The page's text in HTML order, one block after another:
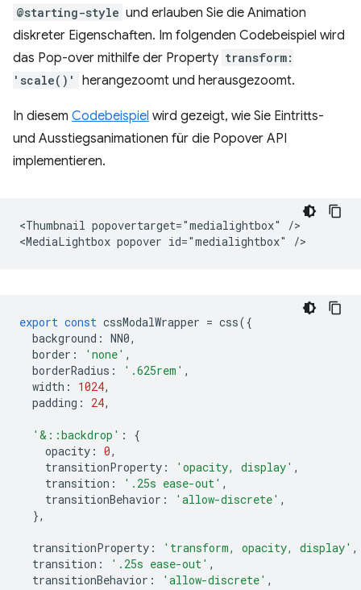
@starting-style und erlauben Sie die Animation
diskreter Eigenschaften. Im folgenden Codebeispiel wird
das Pop-over mithilfe der Property transform:
'scale()'
herangezoomt und herausgezoomt.
In diesem Codebeispiel wird gezeigt, wie Sie Eintritts-
und Ausstiegsanimationen für die Popover API
implementieren.
<Thumbnail popovertarget="medialightbox" />
export const cssModalWrapper = css({
background : NN0,
border : 'none' ,
borderRadius : '.625rem' ,
width : 1024,
padding : 24,
'&::backdrop' :
{
opacity : 0,
transitionProperty : 'opacity, display' ,
transition : '.25s ease-out' ,
transitionBehavior : 'allow-discrete' ,
},
transitionProperty : 'transform, opacity, display' ,
transition : '.25s ease-out' ,
transitionBehavior : 'allow-discrete' ,